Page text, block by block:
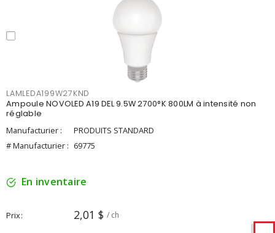
LAMLEDA199W27KND
Ampoule NOVOLED A19 DEL 9.5W 2700°K 800LM à intensité non
réglable
Manufacturier :
PRODUITS STANDARD
# Manufacturier : 69775
En inventaire
Prix 2,01 $ / ch